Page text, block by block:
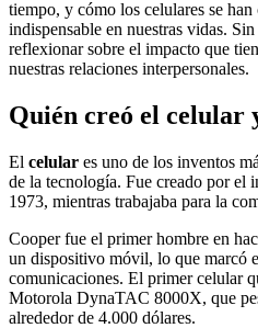
tiempo, y cómo los celulares se
indispensable en nuestras vidas.
reflexionar sobre el impacto que
nuestras relaciones interpersonales.
Quién creó el celular
El celular es uno de los inventos
de la tecnología. Fue creado por el
1973, mientras trabajaba para la
Cooper fue el primer hombre en
un dispositivo móvil, lo que marcó
comunicaciones. El primer celular
Motorola DynaTAC 8000X, que
alrededor de 4.000 dólares.